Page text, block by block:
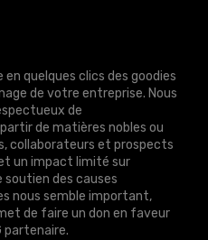
quelques clics des goodies
de votre entreprise. Nous
de
de matières nobles ou
collaborateurs et prospects
un impact limité sur
soutien des causes
nous semble important,
de faire un don en faveur
partenaire.